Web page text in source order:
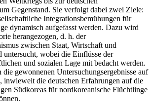
Gegenstand. Sie verfolgt dabei zwei Ziele:
Integrationsbemühungen für
dynamisch aufgefasst werden. Dazu wird
herangezogen, d. h. der
zwischen Staat, Wirtschaft und
wobei die Einflüsse der
und sozialen Lage mit bedacht werden.
die gewonnenen Untersuchungsergebnisse auf
inwieweit die deutschen Erfahrungen auf die
Südkoreas für nordkoreanische Flüchtlinge